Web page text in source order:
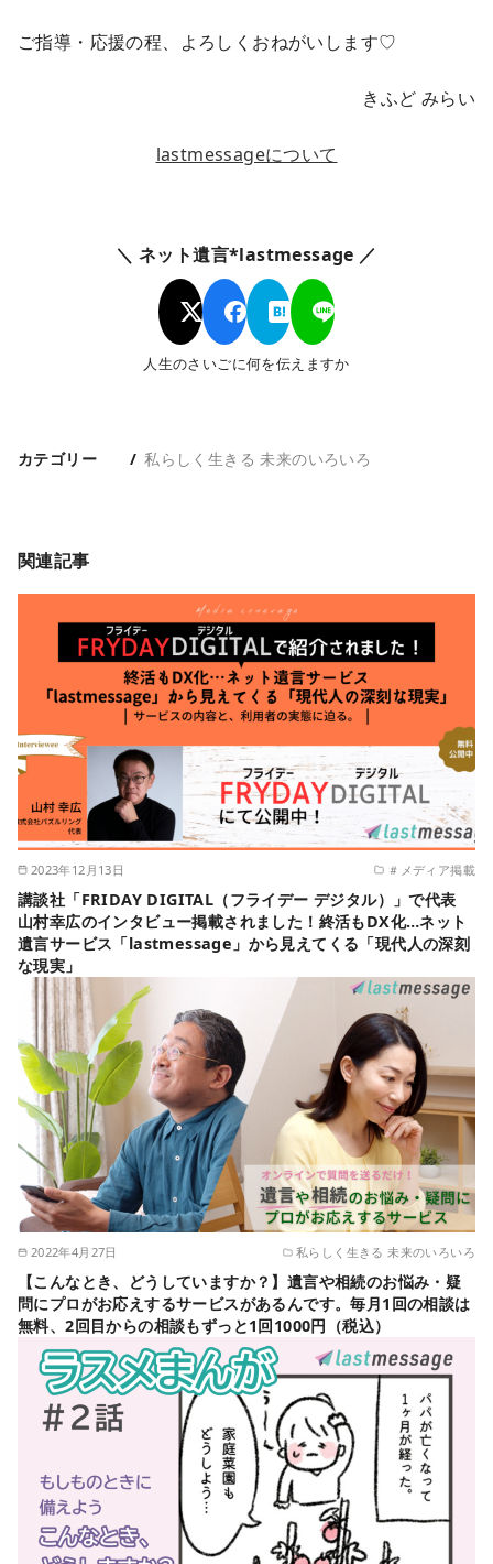
ご指導・応援の程、よろしくおねがいします♡
きふど みらい
lastmessageについて
＼ ネット遺言*lastmessage ／
人生のさいごに何を伝えますか
カテゴリー 私らしく生きる 未来のいろいろ
関連記事
2023年12月13日 ＃メディア掲載
講談社「FRIDAY DIGITAL（フライデー デジタル）」で代表
山村幸広のインタビュー掲載されました！終活もDX化…ネット
遺言サービス「lastmessage」から見えてくる「現代人の深刻
な現実」
2022年4月27日 私らしく生きる 未来のいろいろ
【こんなとき、どうしていますか？】遺言や相続のお悩み・疑
問にプロがお応えするサービスがあるんです。毎月1回の相談は
無料、2回目からの相談もずっと1回1000円（税込）